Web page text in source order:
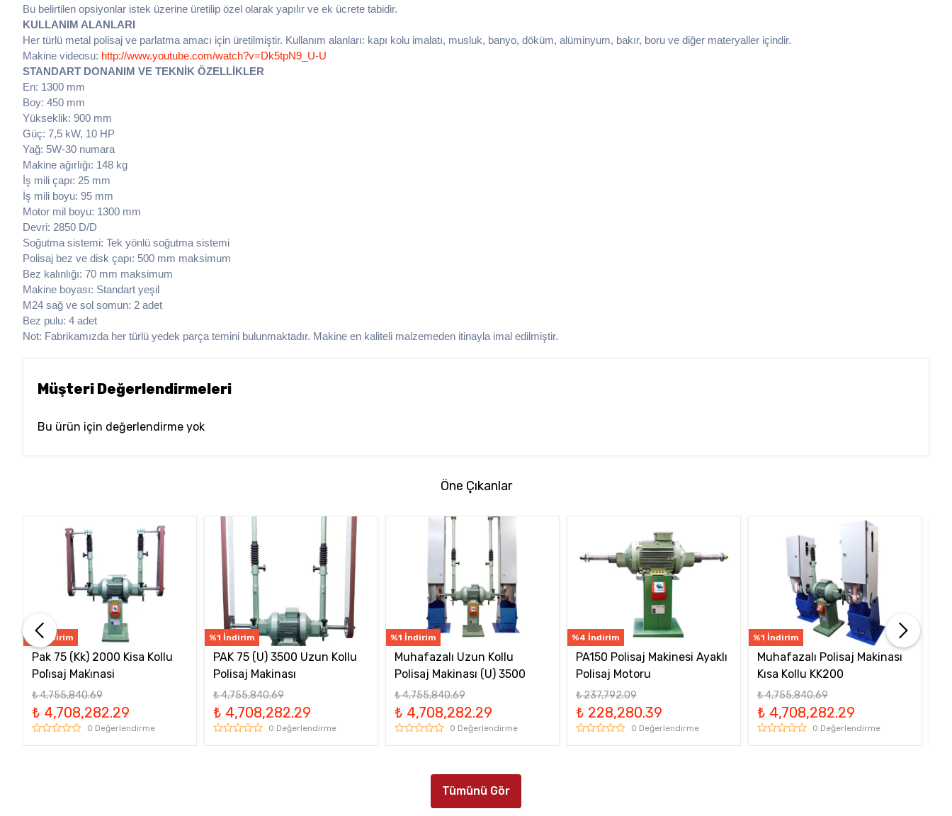
Bu belirtilen opsiyonlar istek üzerine üretilip özel olarak yapılır ve ek ücrete tabidir.
KULLANIM ALANLARI
Her türlü metal polisaj ve parlatma amacı için üretilmiştir. Kullanım alanları: kapı kolu imalatı, musluk, banyo, döküm, alüminyum, bakır, boru ve diğer materyaller içindir.
Makine videosu: http://www.youtube.com/watch?v=Dk5tpN9_U-U
STANDART DONANIM VE TEKNİK ÖZELLİKLER
En: 1300 mm
Boy: 450 mm
Yükseklik: 900 mm
Güç: 7,5 kW, 10 HP
Yağ: 5W-30 numara
Makine ağırlığı: 148 kg
İş mili çapı: 25 mm
İş mili boyu: 95 mm
Motor mil boyu: 1300 mm
Devri: 2850 D/D
Soğutma sistemi: Tek yönlü soğutma sistemi
Polisaj bez ve disk çapı: 500 mm maksimum
Bez kalınlığı: 70 mm maksimum
Makine boyası: Standart yeşil
M24 sağ ve sol somun: 2 adet
Bez pulu: 4 adet
Not: Fabrikamızda her türlü yedek parça temini bulunmaktadır. Makine en kaliteli malzemeden itinayla imal edilmiştir.
Müşteri Değerlendirmeleri
Bu ürün için değerlendirme yok
Öne Çıkanlar
%1 İndirim
Pak 75 (Kk) 2000 Kisa Kollu
Poli̇saj Maki̇nasi
₺ 4,755,840.69
₺ 4,708,282.29
0 Değerlendirme
%1 İndirim
PAK 75 (U) 3500 Uzun Kollu
Polisaj Makinası
₺ 4,755,840.69
₺ 4,708,282.29
0 Değerlendirme
%1 İndirim
Muhafazalı Uzun Kollu
Polisaj Makinası (U) 3500
₺ 4,755,840.69
₺ 4,708,282.29
0 Değerlendirme
%4 İndirim
PA150 Polisaj Makinesi Ayaklı
Polisaj Motoru
₺ 237,792.09
₺ 228,280.39
0 Değerlendirme
%1 İndirim
Muhafazalı Polisaj Makinası
Kısa Kollu KK200
₺ 4,755,840.69
₺ 4,708,282.29
0 Değerlendirme
Tümünü Gör